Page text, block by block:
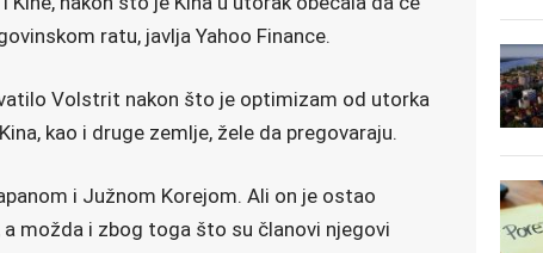
ratu, javlja Yahoo Finance.
Volstrit nakon što je optimizam od utorka
kao i druge zemlje, žele da pregovaraju.
i Južnom Korejom. Ali on je ostao
možda i zbog toga što su članovi njegovi